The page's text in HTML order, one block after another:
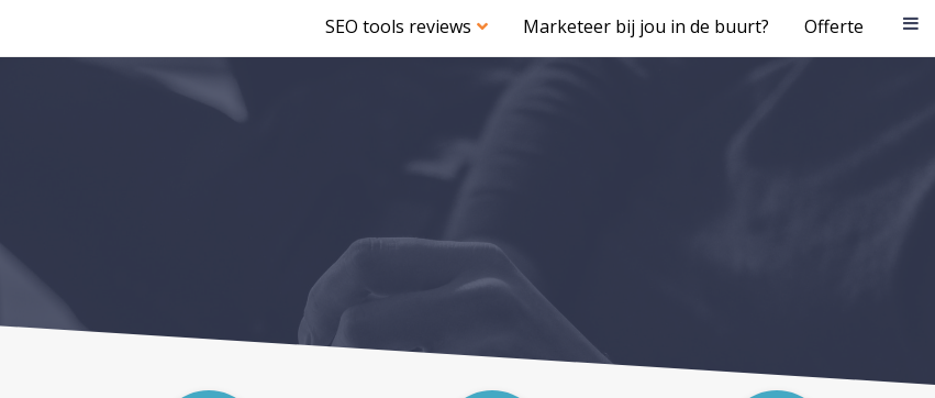
SEO tools reviews Marketeer bij jou in de buurt? Offerte